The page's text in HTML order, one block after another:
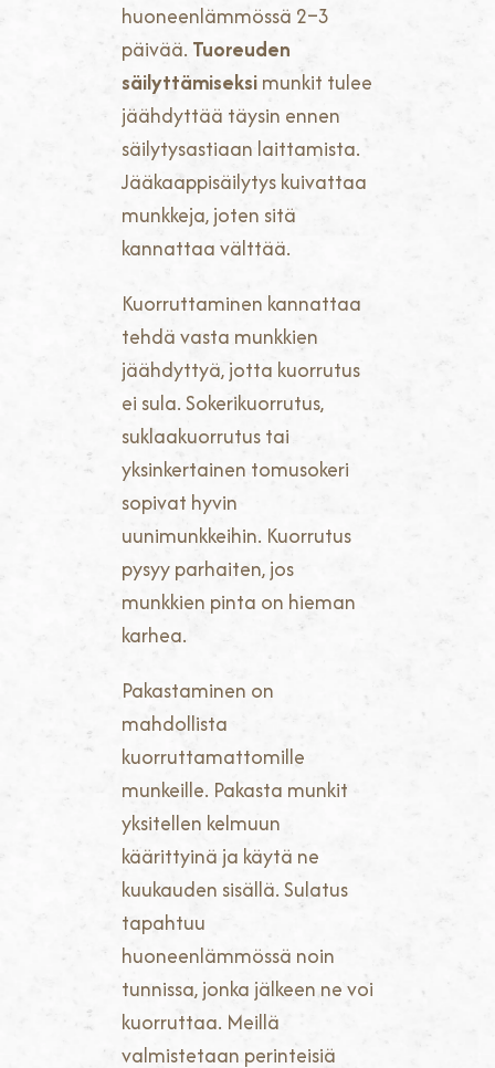
huoneenlämmössä 2–3
päivää. Tuoreuden
säilyttämiseksimunkit tulee
jäähdyttää täysin ennen
säilytysastiaan laittamista.
Jääkaappisäilytys kuivattaa
munkkeja, joten sitä
kannattaa välttää.
Kuorruttaminen kannattaa
tehdä vasta munkkien
jäähdyttyä, jotta kuorrutus
ei sula. Sokerikuorrutus,
suklaakuorrutus tai
yksinkertainen tomusokeri
sopivat hyvin
uunimunkkeihin. Kuorrutus
pysyy parhaiten, jos
munkkien pinta on hieman
karhea.
Pakastaminen on
mahdollista
kuorruttamattomille
munkeille. Pakasta munkit
yksitellen kelmuun
käärittyinä ja käytä ne
kuukauden sisällä. Sulatus
tapahtuu
huoneenlämmössä noin
tunnissa, jonka jälkeen ne voi
kuorruttaa. Meillä
valmistetaan perinteisiä